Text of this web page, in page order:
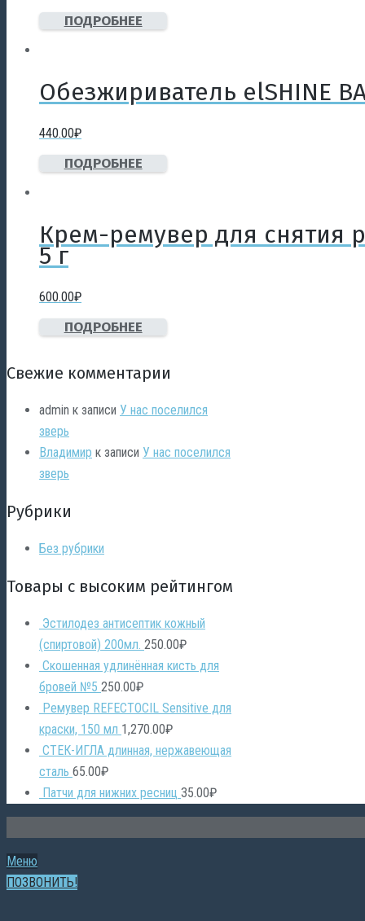
ПОДРОБНЕЕ
Обезжириватель elSHINE
440.00₽
ПОДРОБНЕЕ
Крем-ремувер для снятия
5 г
600.00₽
ПОДРОБНЕЕ
Свежие комментарии
admin к записи У нас поселился
зверь
Владимир к записи У нас поселился
зверь
Рубрики
Без рубрики
Товары с высоким рейтингом
Эстилодез антисептик кожный
(спиртовой) 200мл. 250.00₽
Скошенная удлинённая кисть для
бровей №5 250.00₽
Ремувер REFECTOCIL Sensitive для
краски, 150 мл 1,270.00₽
СТЕК-ИГЛА длинная, нержавеющая
сталь 65.00₽
Патчи для нижних ресниц 35.00₽
Меню
ПОЗВОНИТЬ!